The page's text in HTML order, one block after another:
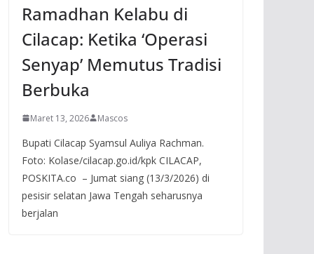
Ramadhan Kelabu di
Cilacap: Ketika ‘Operasi
Senyap’ Memutus Tradisi
Berbuka
Maret 13, 2026 Mascos
Bupati Cilacap Syamsul Auliya Rachman.
Foto: Kolase/cilacap.go.id/kpk CILACAP,
POSKITA.co – Jumat siang (13/3/2026) di
pesisir selatan Jawa Tengah seharusnya
berjalan